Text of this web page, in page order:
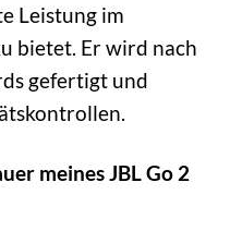
Leistung im
bietet. Er wird nach
gefertigt und
meines JBL Go 2